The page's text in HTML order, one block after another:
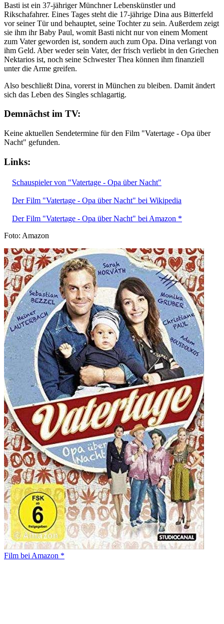
Basti ist ein 37-jähriger Münchner Lebenskünstler und
Rikschafahrer. Eines Tages steht die 17-jährige Dina aus Bitterfeld
vor seiner Tür und behauptet, seine Tochter zu sein. Außerdem zeigt
sie ihm ihr Baby Paul, womit Basti nicht nur von einem Moment
zum Vater geworden ist, sondern auch zum Opa. Dina verlangt von
ihm Geld. Aber weder sein Vater, der frisch verliebt in den Griechen
Nektarios ist, noch seine Schwester Thea können ihm finanziell
unter die Arme greifen.
Also beschließt Dina, vorerst in München zu bleiben. Damit ändert
sich das Leben des Singles schlagartig.
Demnächst im TV:
Keine aktuellen Sendetermine für den Film "Vatertage - Opa über
Nacht" gefunden.
Links:
Schauspieler von "Vatertage - Opa über Nacht"
Der Film "Vatertage - Opa über Nacht" bei Wikipedia
Der Film "Vatertage - Opa über Nacht" bei Amazon *
Foto: Amazon
Film bei Amazon *